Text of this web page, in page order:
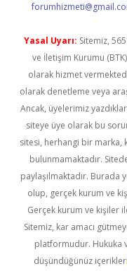
Yasal Uyarı: Sitemiz,
ve İletişim Kurumu
olarak hizmet
olarak denetleme veya
Ancak, üyelerimiz
siteye üye olarak bu
sitesi, herhangi bir marka,
bulunmamaktadır.
paylaşılmaktadır. Burada
olup, gerçek kurum ve
Gerçek kurum ve kişiler
Sitemiz, kar amacı
platformudur. Hukuka
düşündüğünüz